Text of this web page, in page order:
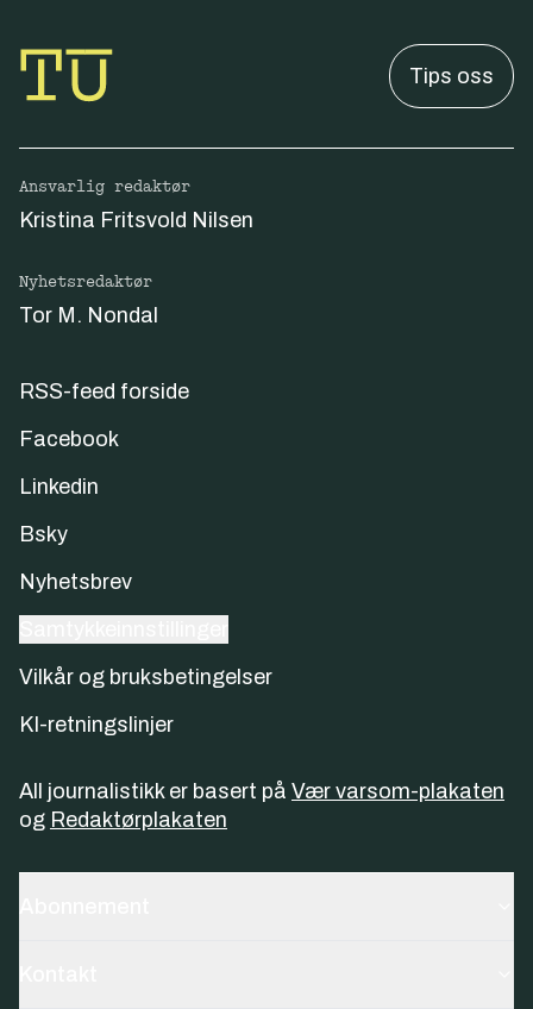
Tips oss
Ansvarlig redaktør
Kristina Fritsvold Nilsen
Nyhetsredaktør
Tor M. Nondal
RSS-feed forside
Facebook
Linkedin
Bsky
Nyhetsbrev
Vilkår og bruksbetingelser
KI-retningslinjer
All journalistikk er basert på Vær varsom-plakaten
og Redaktørplakaten